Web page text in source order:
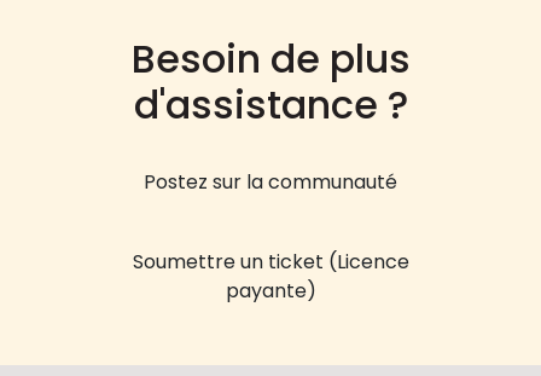
Besoin de plus
d'assistance ?
Postez sur la communauté
Soumettre un ticket (Licence
payante)